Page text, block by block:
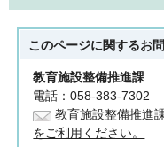
このページに関するお
教育施設整備推進課
電話：058-383-7302
教育施設整備推進
をご利用ください。